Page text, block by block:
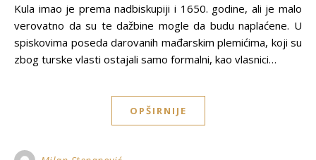
Kula imao je prema nadbiskupiji i 1650. godine, ali je malo
verovatno da su te dažbine mogle da budu naplaćene. U
spiskovima poseda darovanih mađarskim plemićima, koji su
zbog turske vlasti ostajali samo formalni, kao vlasnici…
OPŠIRNIJE